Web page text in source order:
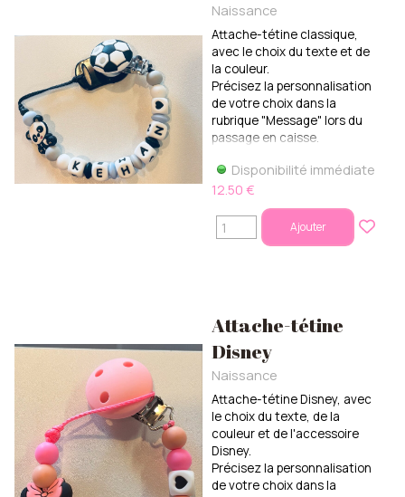
Naissance
Attache-tétine classique,
avec le choix du texte et de
la couleur.
Précisez la personnalisation
de votre choix dans la
rubrique "Message" lors du
passage en caisse.
Disponibilité immédiate
12.50 €
Ajouter
Attache-tétine
Disney
Naissance
Attache-tétine Disney, avec
le choix du texte, de la
couleur et de l'accessoire
Disney.
Précisez la personnalisation
de votre choix dans la